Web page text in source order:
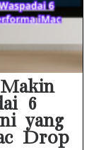
6
yang
Drop